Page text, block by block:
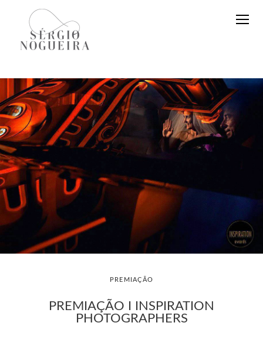
PREMIAÇÃO
PREMIAÇÃO I INSPIRATION
PHOTOGRAPHERS